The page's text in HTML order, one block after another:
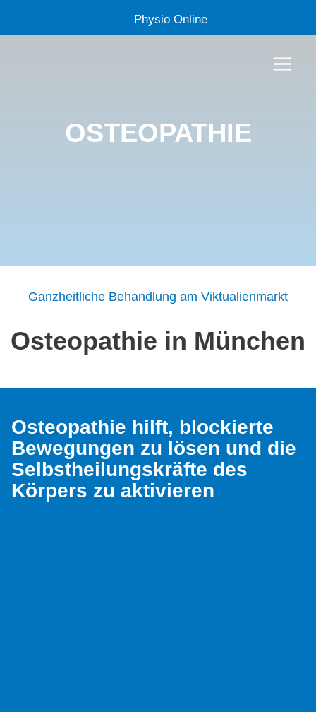
Physio Online
OSTEOPATHIE
Ganzheitliche Behandlung am Viktualienmarkt
Osteopathie in München
Osteopathie hilft, blockierte
Bewegungen zu lösen und die
Selbstheilungskräfte des
Körpers zu aktivieren